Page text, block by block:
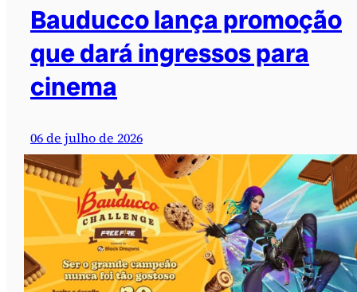
Bauducco lança promoção
que dará ingressos para
cinema
06 de julho de 2026